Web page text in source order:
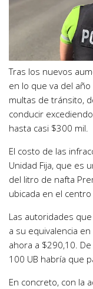
Tras los nuevos
en lo que va del
multas de tránsito,
conducir
hasta casi $300 mil.
El costo de las
Unidad Fija, que es
del litro de nafta
ubicada en el
Las autoridades
a su equivalencia
ahora a $290,10.
100 UB habría que
En concreto, con la